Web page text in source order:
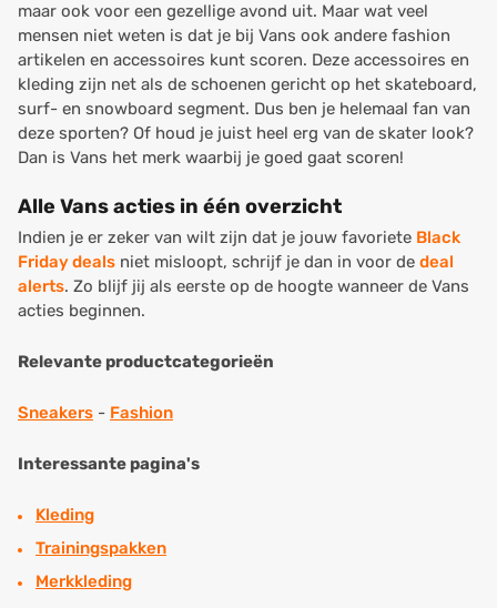
maar ook voor een gezellige avond uit. Maar wat veel
mensen niet weten is dat je bij Vans ook andere fashion
artikelen en accessoires kunt scoren. Deze accessoires en
kleding zijn net als de schoenen gericht op het skateboard,
surf- en snowboard segment. Dus ben je helemaal fan van
deze sporten? Of houd je juist heel erg van de skater look?
Dan is Vans het merk waarbij je goed gaat scoren!
Alle Vans acties in één overzicht
Indien je er zeker van wilt zijn dat je jouw favoriete Black
Friday deals niet misloopt, schrijf je dan in voor de deal
alerts. Zo blijf jij als eerste op de hoogte wanneer de Vans
acties beginnen.
Relevante productcategorieën
Sneakers - Fashion
Interessante pagina's
Kleding
Trainingspakken
Merkkleding